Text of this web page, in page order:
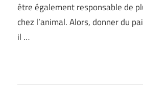
être également responsable de
chez l’animal. Alors, donner du
il …